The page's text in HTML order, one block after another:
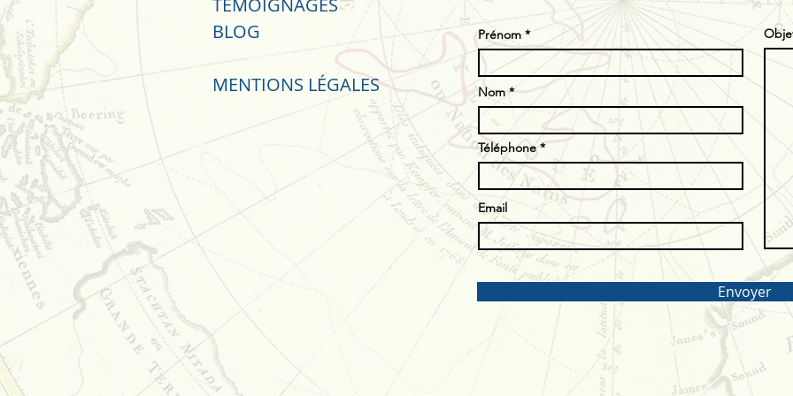
TÉMOIGNAGES
BLOG
MENTIONS LÉGALES
Prénom
Nom
Téléphone
Email
Envoyer